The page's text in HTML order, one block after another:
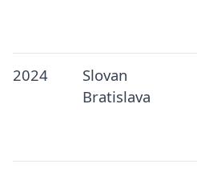
2024
Slovan
Bratislava